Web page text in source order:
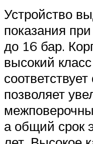
Устройство
показания
до 16 бар.
высокий
позволяет
а общий срок